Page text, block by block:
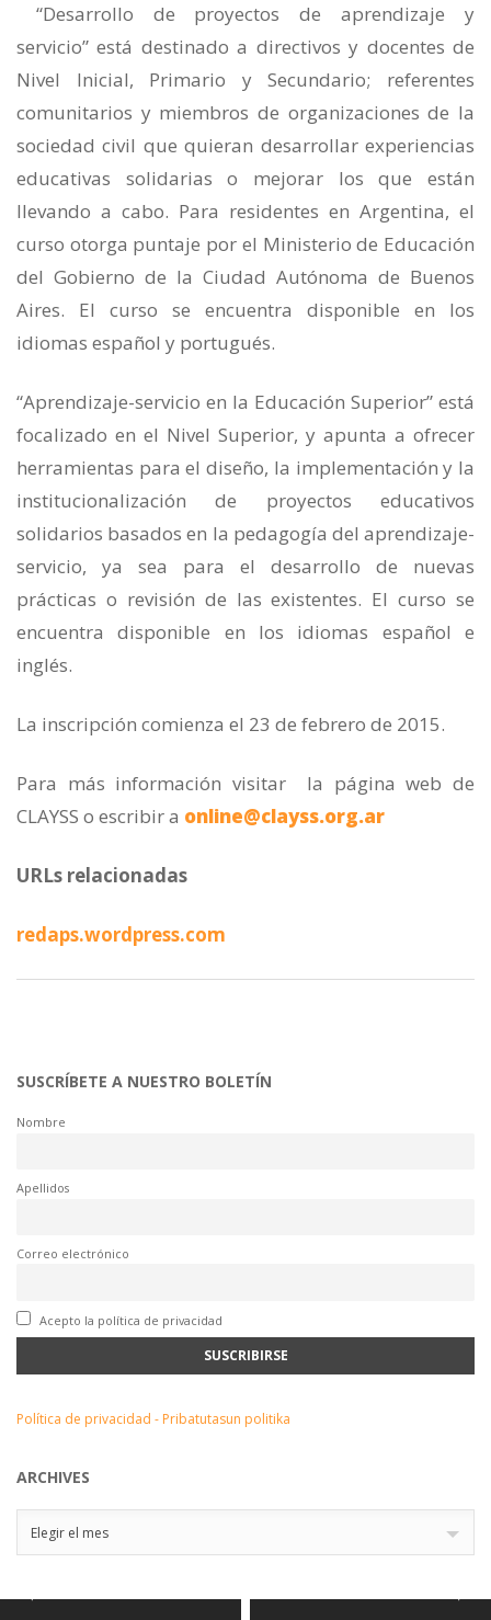
“Desarrollo de proyectos de aprendizaje y
servicio” está destinado a directivos y docentes de
Nivel Inicial, Primario y Secundario; referentes
comunitarios y miembros de organizaciones de la
sociedad civil que quieran desarrollar experiencias
educativas solidarias o mejorar los que están
llevando a cabo. Para residentes en Argentina, el
curso otorga puntaje por el Ministerio de Educación
del Gobierno de la Ciudad Autónoma de Buenos
Aires. El curso se encuentra disponible en los
idiomas español y portugués.
“Aprendizaje-servicio en la Educación Superior” está
focalizado en el Nivel Superior, y apunta a ofrecer
herramientas para el diseño, la implementación y la
institucionalización de proyectos educativos
solidarios basados en la pedagogía del aprendizaje-
servicio, ya sea para el desarrollo de nuevas
prácticas o revisión de las existentes. El curso se
encuentra disponible en los idiomas español e
inglés.
La inscripción comienza el 23 de febrero de 2015.
Para más información visitar la página web de
CLAYSS o escribir a online@clayss.org.ar
URLs relacionadas
redaps.wordpress.com
SUSCRÍBETE A NUESTRO BOLETÍN
Nombre
Apellidos
Correo electrónico
Acepto la política de privacidad
Política de privacidad - Pribatutasun politika
ARCHIVES
Elegir el mes